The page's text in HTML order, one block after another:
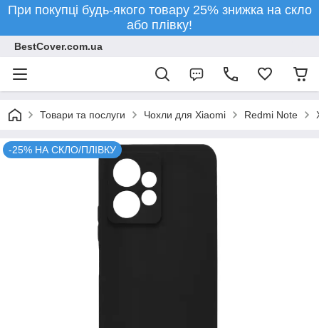
При покупці будь-якого товару 25% знижка на скло
або плівку!
BestCover.com.ua
Товари та послуги Чохли для Xiaomi Redmi Note
-25% НА СКЛО/ПЛІВКУ